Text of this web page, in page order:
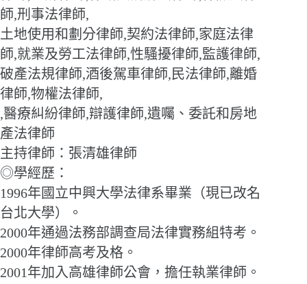
師,刑事法律師,
土地使用和劃分律師,契約法律師,家庭法律
師,就業及勞工法律師,性騷擾律師,監護律師,
破產法規律師,酒後駕車律師,民法律師,離婚
律師,物權法律師,
,醫療糾紛律師,辯護律師,遺囑、委託和房地
產法律師
主持律師：張清雄律師
◎學經歷：
1996年國立中興大學法律系畢業（現已改名
台北大學）。
2000年通過法務部調查局法律實務組特考。
2000年律師高考及格。
2001年加入高雄律師公會，擔任執業律師。